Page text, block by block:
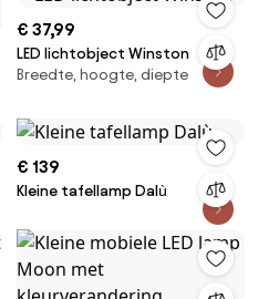
€ 37,99
LED lichtobject Winston
Breedte, hoogte, diepte
€ 139
Kleine tafellamp Dalù